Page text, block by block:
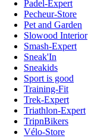
Padel-Expert
Pecheur-Store
Pet and Garden
Slowood Interior
Smash-Expert
Sneak'In
Sneakids
Sport is good
Training-Fit
Trek-Expert
Triathlon-Expert
TripnBikers
Vélo-Store